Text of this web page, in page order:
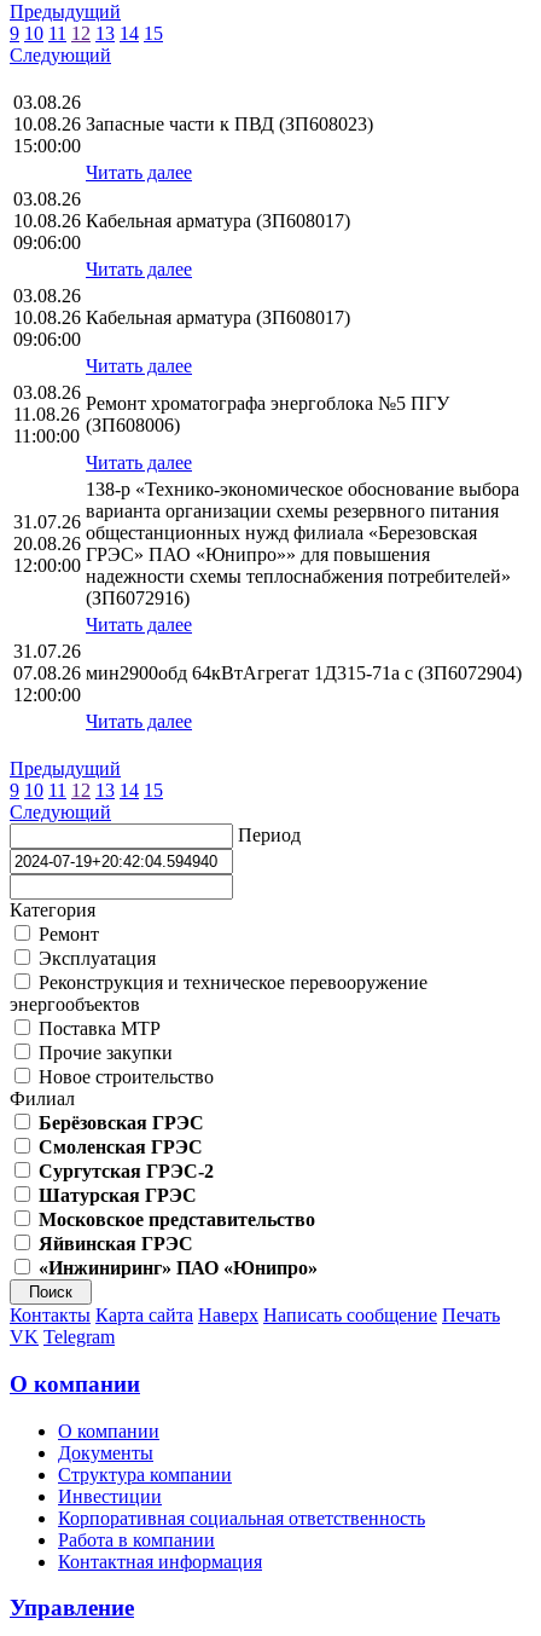
Предыдущий
9 10 11 12 13 14 15
Следующий
03.08.26
10.08.26
15:00:00
Запасные части к ПВД (ЗП608023)
Читать далее
03.08.26
10.08.26
09:06:00
Кабельная арматура (ЗП608017)
Читать далее
03.08.26
10.08.26
09:06:00
Кабельная арматура (ЗП608017)
Читать далее
03.08.26
11.08.26
11:00:00
Ремонт хроматографа энергоблока №5 ПГУ
(ЗП608006)
Читать далее
31.07.26
20.08.26
12:00:00
138-р «Технико-экономическое обоснование выбора
варианта организации схемы резервного питания
общестанционных нужд филиала «Березовская
ГРЭС» ПАО «Юнипро»» для повышения
надежности схемы теплоснабжения потребителей»
(ЗП6072916)
Читать далее
31.07.26
07.08.26
12:00:00
мин2900обд 64кВтАгрегат 1Д315-71а с (ЗП6072904)
Читать далее
Предыдущий
9 10 11 12 13 14 15
Следующий
Период
Категория
Ремонт
Эксплуатация
Реконструкция и техническое перевооружение
энергообъектов
Поставка МТР
Прочие закупки
Новое строительство
Филиал
Берёзовская ГРЭС
Смоленская ГРЭС
Сургутская ГРЭС-2
Шатурская ГРЭС
Московское представительство
Яйвинская ГРЭС
«Инжиниринг» ПАО «Юнипро»
Контакты Карта сайта Наверх Написать сообщение Печать
VK Telegram
О компании
О компании
Документы
Структура компании
Инвестиции
Корпоративная социальная ответственность
Работа в компании
Контактная информация
Управление